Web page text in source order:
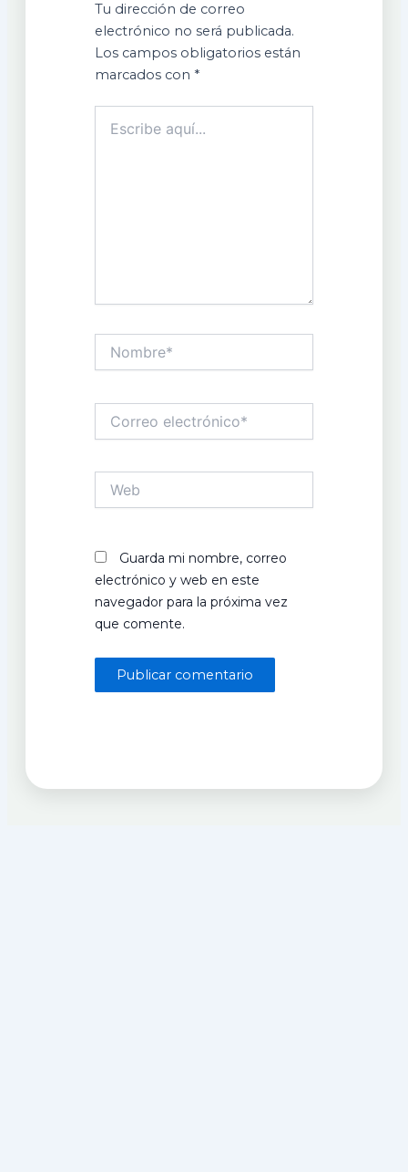
Tu dirección de correo
electrónico no será publicada.
Los campos obligatorios están
marcados con *
aquí...
electrónico*
Guarda mi nombre, correo
electrónico y web en este
navegador para la próxima vez
que comente.